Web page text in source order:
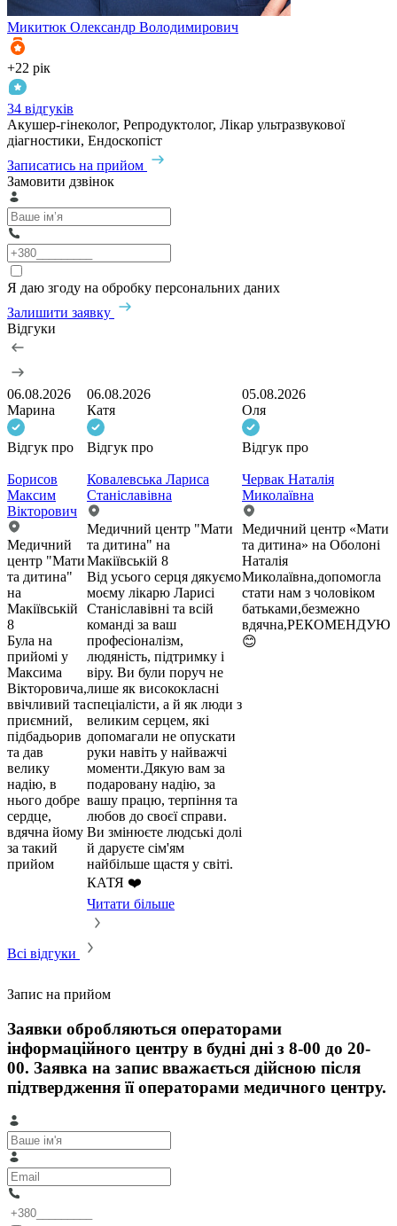
Микитюк Олександр Володимирович
+22 рік
34 відгуків
Акушер-гінеколог, Репродуктолог, Лікар ультразвукової
діагностики, Ендоскопіст
Записатись на прийом
Замовити дзвінок
Я даю згоду на обробку персональних даних
Залишити заявку
Відгуки
06.08.2026
Марина
Відгук про
Борисов
Максим
Вікторович
Медичний
центр "Мати
та дитина"
на
Макіївській
8
Була на
прийомі у
Максима
Вікторовича,
ввічливий та
приємний,
підбадьорив
та дав
велику
надію, в
нього добре
сердце,
вдячна йому
за такий
прийом
06.08.2026
Катя
Відгук про
Ковалевська Лариса
Станіславівна
Медичний центр "Мати
та дитина" на
Макіївській 8
Від усього серця дякуємо
моєму лікарю Ларисі
Станіславівні та всій
команді за ваш
професіоналізм,
людяність, підтримку і
віру. Ви були поруч не
лише як висококласні
спеціалісти, а й як люди з
великим серцем, які
допомагали не опускати
руки навіть у найважчі
моменти.Дякую вам за
подаровану надію, за
вашу працю, терпіння та
любов до своєї справи.
Ви змінюєте людські долі
й даруєте сім'ям
найбільше щастя у світі.
КАТЯ ❤️
Читати більше
05.08.2026
Оля
Відгук про
Червак Наталія
Миколаївна
Медичний центр «Мати
та дитина» на Оболоні
Наталія
Миколаївна,допомогла
стати нам з чоловіком
батьками,безмежно
вдячна,РЕКОМЕНДУЮ
😊
Всі відгуки
Запис на прийом
Заявки обробляються операторами
інформаційного центру в будні дні з 8-00 до 20-
00. Заявка на запис вважається дійсною після
підтвердження її операторами медичного центру.